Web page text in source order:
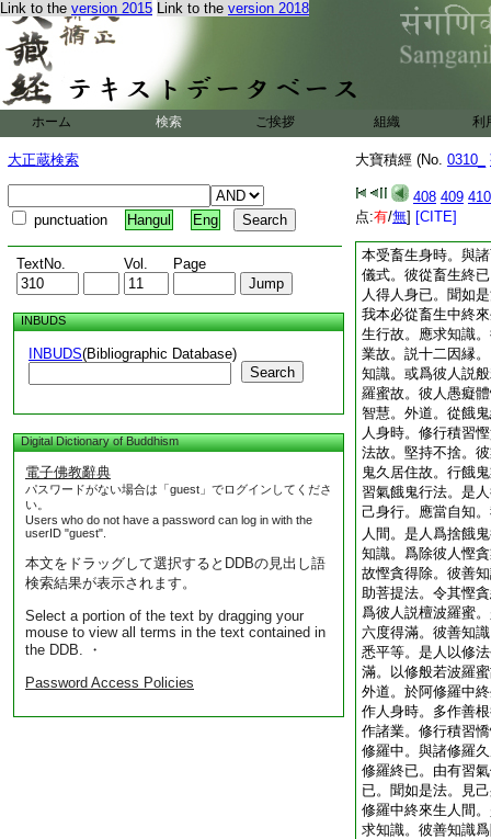
Link to the version 2015 Link to the version 2018
ホーム 検索 ご挨拶 組織 利
大正蔵検索
punctuation Hangul Eng
TextNo. Vol. Page
INBUDS
INBUDS(Bibliographic Database)
Search
Digital Dictionary of Buddhism
電子佛教辭典
パスワードがない場合は「guest」でログインしてくださ
い。
Users who do not have a password can log in with the
userID "guest".
本文をドラッグして選択するとDDBの見出し語
検索結果が表示されます。
Select a portion of the text by dragging your
mouse to view all terms in the text contained in
the DDB. ・
Password Access Policies
大寶積經 (No. 0310_
408 409 410
点:有/無] [CITE]
已前作人身時
殺害。以其彼業牽
苦。後生人間猶有
除瞋業故説慈悲。
等行。能除彼人餘
識。或爲是人説慈
滿足増長福徳。外
畜生已前作人身時
本受畜生身時。與
儀式。彼從畜生終
人得人身已。聞如
我本必從畜生中終
生行故。應求知識
業故。説十二因縁
知識。或爲彼人説
羅蜜故。彼人愚癡
智慧。外道。從餓
人身時。修行積習
法故。堅持不捨。
鬼久居住故。行餓
習氣餓鬼行法。是
己身行。應當自知
人間。是人爲捨餓
知識。爲除彼人慳
故慳貪得除。彼善
助菩提法。令其慳
爲彼人説檀波羅蜜
六度得滿。彼善知
悉平等。是人以修
滿。以修般若波羅
外道。於阿修羅中
作人身時。多作善
作諸業。修行積習
修羅中。與諸修羅
修羅終已。由有習
已。聞如是法。見
修羅中終來生人間
求知識。彼善知識